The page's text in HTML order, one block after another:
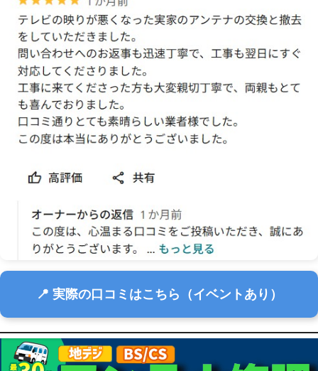
📍 実際の口コミはこちら（イベントあり）